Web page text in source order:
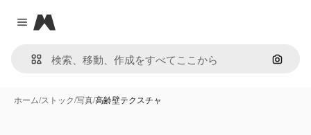
Close menu
Magnific
画像で
ホーム/ストック/写真/高齢壁テクスチャ